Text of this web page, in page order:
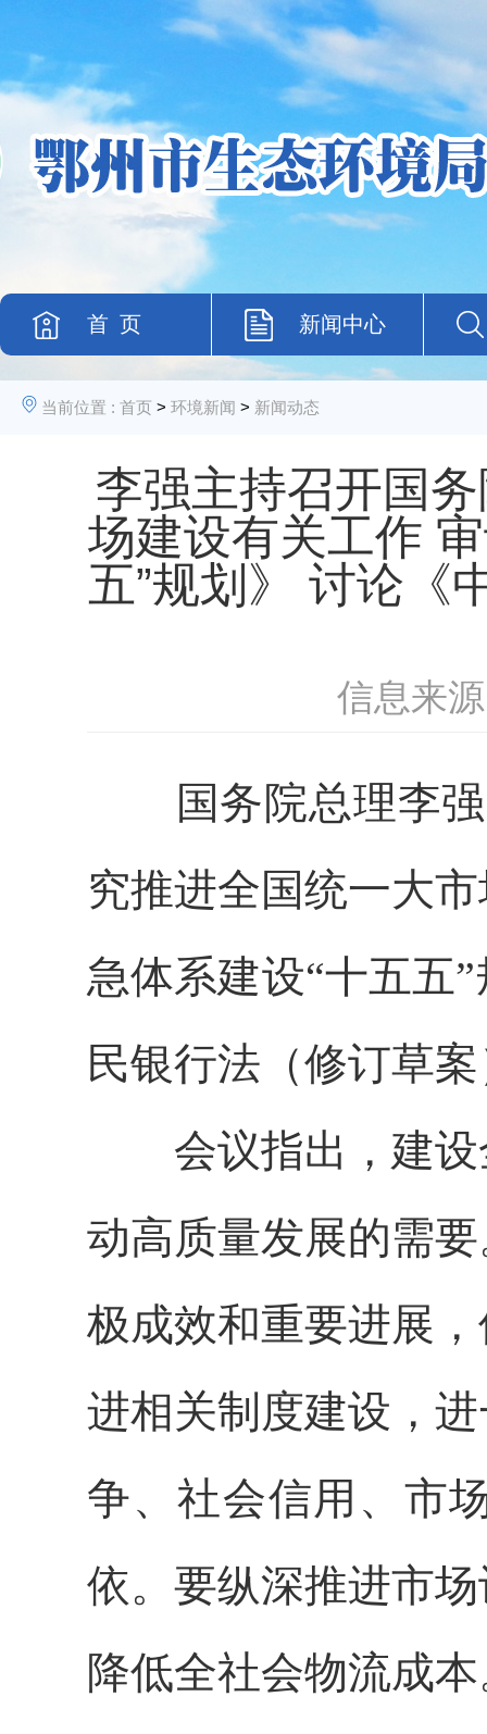
首 页 新闻中心
当前位置 : 首页 > 环境新闻 > 新闻动态
李强主持召开国
场建设有关工作
五”规划》 讨论《
信息来
国务院总理李
究推进全国统一大
急体系建设“十五五
民银行法（修订草
会议指出，建设
动高质量发展的需
极成效和重要进展
进相关制度建设，
争、社会信用、市
依。要纵深推进市
降低全社会物流成